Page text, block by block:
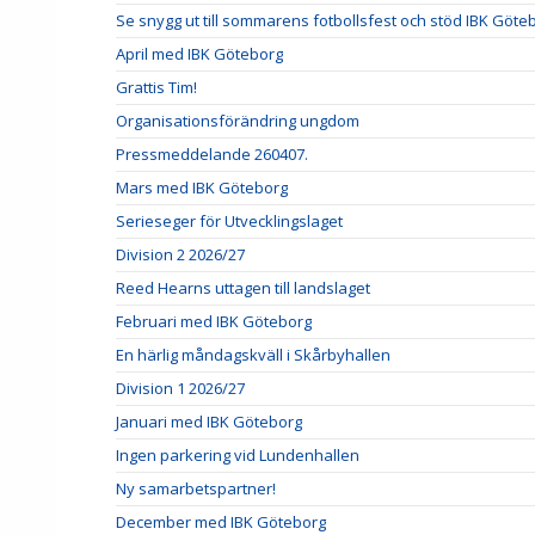
Se snygg ut till sommarens fotbollsfest och stöd IBK
April med IBK Göteborg
Grattis Tim!
Organisationsförändring ungdom
Pressmeddelande 260407.
Mars med IBK Göteborg
Serieseger för Utvecklingslaget
Division 2 2026/27
Reed Hearns uttagen till landslaget
Februari med IBK Göteborg
En härlig måndagskväll i Skårbyhallen
Division 1 2026/27
Januari med IBK Göteborg
Ingen parkering vid Lundenhallen
Ny samarbetspartner!
December med IBK Göteborg